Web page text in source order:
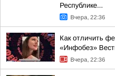
Республике...
Вчера, 22:36
Как отличить
«Инфобез»
Вчера, 22:36